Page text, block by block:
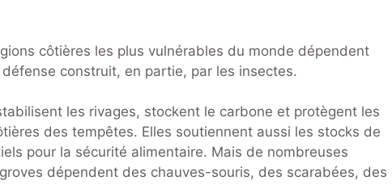
côtières les plus vulnérables du monde dépendent
défense construit, en partie, par les insectes.
les rivages, stockent le carbone et protègent les
des tempêtes. Elles soutiennent aussi les stocks de
pour la sécurité alimentaire. Mais de nombreuses
dépendent des chauves-souris, des scarabées, des